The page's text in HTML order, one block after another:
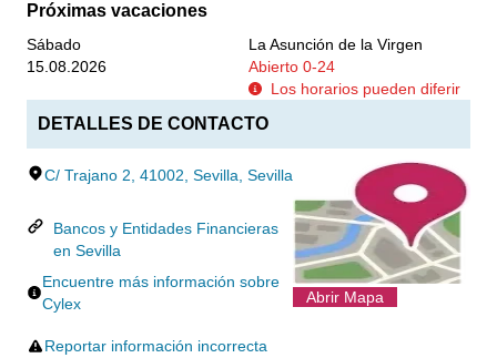
Próximas vacaciones
Sábado
La Asunción de la Virgen
15.08.2026
Abierto 0-24
Los horarios pueden diferir
DETALLES DE CONTACTO
C/ Trajano 2, 41002, Sevilla, Sevilla
Bancos y Entidades Financieras
en Sevilla
Encuentre más información sobre
Cylex
Reportar información incorrecta
Abrir Mapa